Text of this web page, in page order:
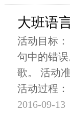
大班语
活动目标
句中的错
歌。 活动
活动过程：
2016-09-13